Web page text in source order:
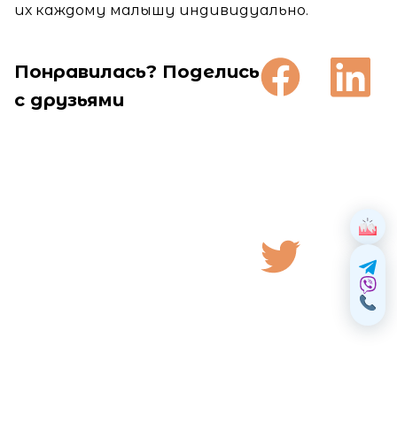
их каждому малышу индивидуально.
Понравилась? Поделись
с друзьями